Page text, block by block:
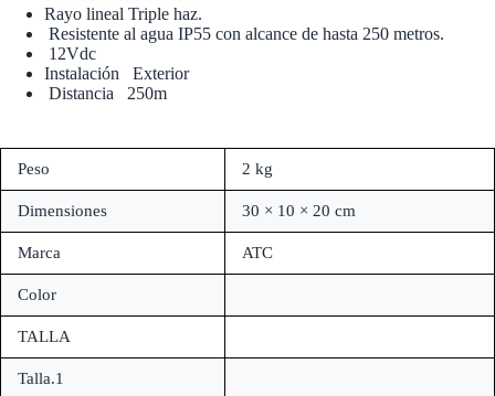
Rayo lineal Triple haz.
Resistente al agua IP55 con alcance de hasta 250 metros.
12Vdc
Instalación Exterior
Distancia 250m
Peso 2 kg
Dimensiones 30 × 10 × 20 cm
Marca ATC
Color
TALLA
Talla.1